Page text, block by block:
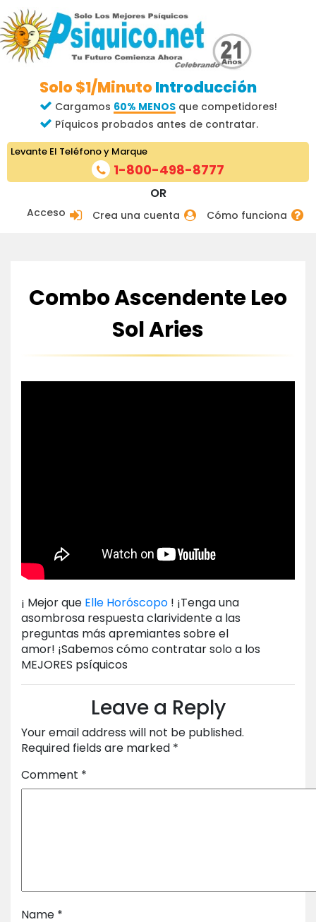
Solo $1/MinutoIntroducción
Cargamos 60% MENOSque competidores!
Píquicos probados antes de contratar.
Acceso Crea una cuenta Cómo funciona
OR
Levante El Teléfono y Marque
1-800-498-8777
Combo Ascendente Leo
Sol Aries
¡ Mejor que Elle Horóscopo ! ¡Tenga una
asombrosa respuesta clarividente a las
preguntas más apremiantes sobre el
amor! ¡Sabemos cómo contratar solo a los
MEJORES psíquicos
Leave a Reply
Your email address will not be published.
Required fields are marked *
Comment *
Name *